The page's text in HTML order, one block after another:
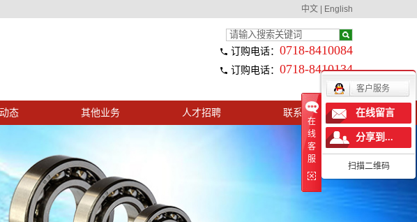
中文 English
订购电话： 0718-8410084
订购电话： 0718-8410134
态 其他业务 人才招聘 联系我们
在
线
客
服
客户服务
在线留言
分享到...
扫描二维码